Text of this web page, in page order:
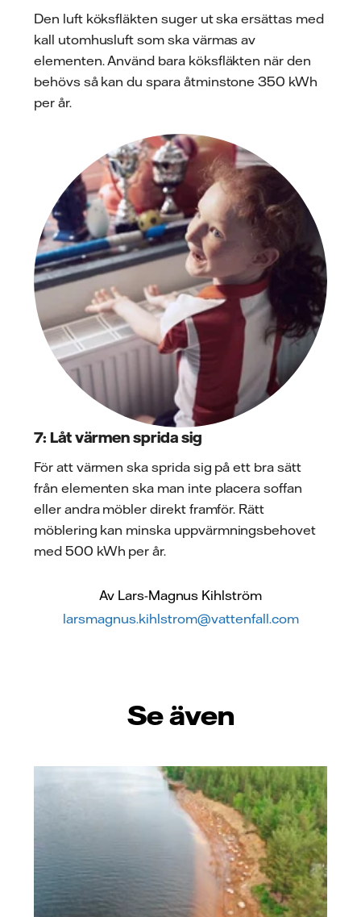
Den luft köksfläkten suger ut ska ersättas med
kall utomhusluft som ska värmas av
elementen. Använd bara köksfläkten när den
behövs så kan du spara åtminstone 350 kWh
per år.
7: Låt värmen sprida sig
För att värmen ska sprida sig på ett bra sätt
från elementen ska man inte placera soffan
eller andra möbler direkt framför. Rätt
möblering kan minska uppvärmningsbehovet
med 500 kWh per år.
Av Lars-Magnus Kihlström
larsmagnus.kihlstrom@vattenfall.com
Se även